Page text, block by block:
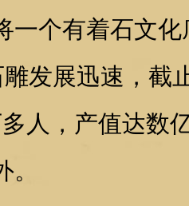
一个有着石文
展迅速，截
人，产值达数